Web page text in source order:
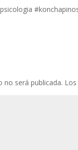
no será publicada.